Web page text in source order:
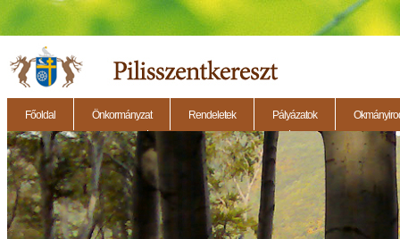
Főoldal Önkormányzat Rendeletek Pályázatok
2014.11.27. - Testületi ülés 2014.12.28. - Testületi ülés 2014.11.13. - Testületi